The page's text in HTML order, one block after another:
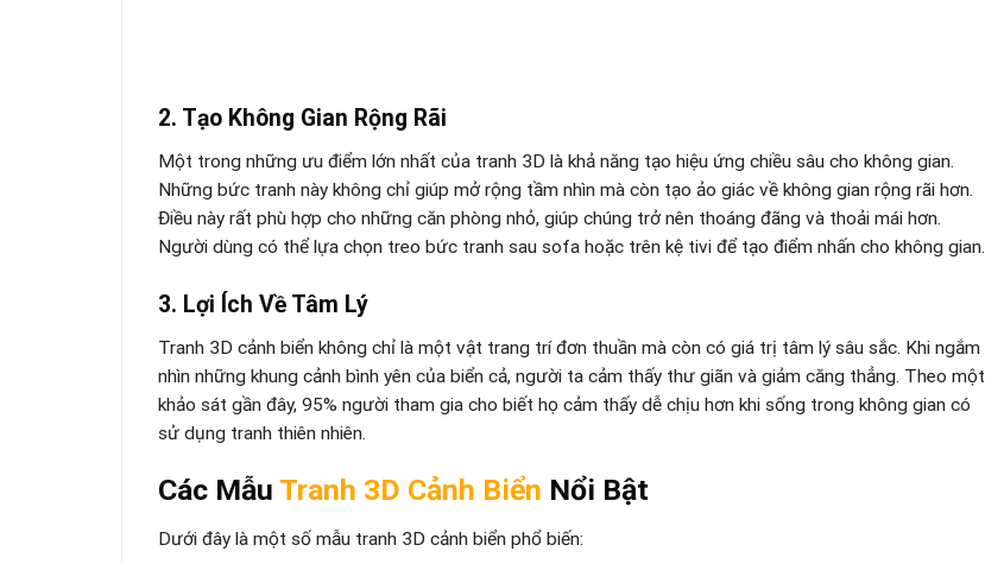
2. Tạo Không Gian Rộng Rãi
Một trong những ưu điểm lớn nhất của tranh 3D là khả năng tạo hiệu ứng chiều sâu cho không gian.
Những bức tranh này không chỉ giúp mở rộng tầm nhìn mà còn tạo ảo giác về không gian rộng rãi hơn.
Điều này rất phù hợp cho những căn phòng nhỏ, giúp chúng trở nên thoáng đãng và thoải mái hơn.
Người dùng có thể lựa chọn treo bức tranh sau sofa hoặc trên kệ tivi để tạo điểm nhấn cho không gian.
3. Lợi Ích Về Tâm Lý
Tranh 3D cảnh biển không chỉ là một vật trang trí đơn thuần mà còn có giá trị tâm lý sâu sắc. Khi ngắm
nhìn những khung cảnh bình yên của biển cả, người ta cảm thấy thư giãn và giảm căng thẳng. Theo một
khảo sát gần đây, 95% người tham gia cho biết họ cảm thấy dễ chịu hơn khi sống trong không gian có
sử dụng tranh thiên nhiên.
Các Mẫu Tranh 3D Cảnh Biển Nổi Bật
Dưới đây là một số mẫu tranh 3D cảnh biển phổ biến: